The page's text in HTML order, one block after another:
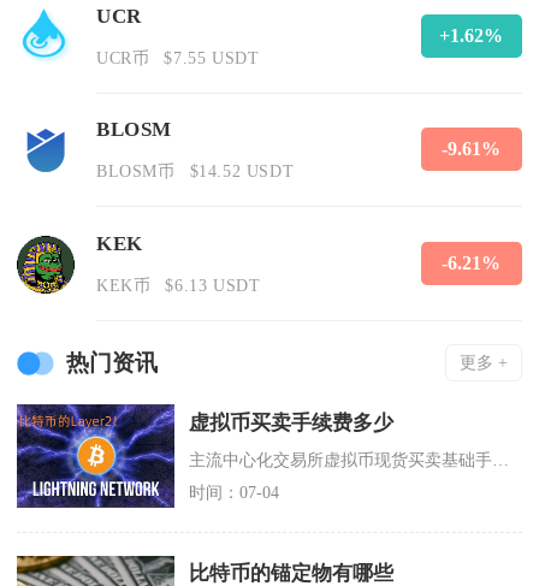
UCR
UCR币 $7.55 USDT
+1.62%
BLOSM
BLOSM币 $14.52 USDT
-9.61%
KEK
KEK币 $6.13 USDT
-6.21%
热门资讯 更多 +
虚拟币买卖手续费多少
主流中心化交易所虚拟币现货买卖基础手续费普遍在0.01%至0.26%区间，合约交易手续费集
时间：07-04
比特币的锚定物有哪些